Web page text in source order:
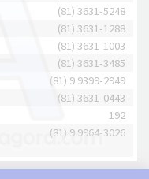
(81) 3631-5248
(81) 3631-1288
(81) 3631-1003
(81) 3631-3485
(81) 9 9399-2949
(81) 3631-0443
192
(81) 9 9964-3026